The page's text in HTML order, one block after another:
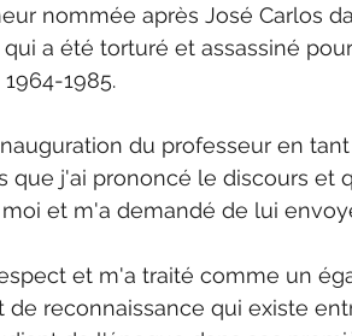
nommée après José Carlos
a été torturé et assassiné
1985.
du professeur en
que j'ai prononcé le discours et
et m'a demandé de lui
et m'a traité comme un
reconnaissance qui existe